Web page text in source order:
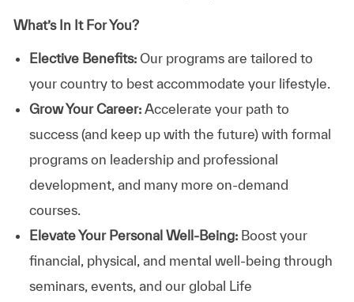
What’s In It For You?
Elective Benefits:Our programs are tailored to
your country to best accommodate your lifestyle.
Grow Your Career: Accelerate your path to
success (and keep up with the future) with formal
programs on leadership and professional
development, and many more on-demand
courses.
Elevate Your Personal Well-Being:Boost your
financial, physical, and mental well-being through
seminars, events, and our global Life